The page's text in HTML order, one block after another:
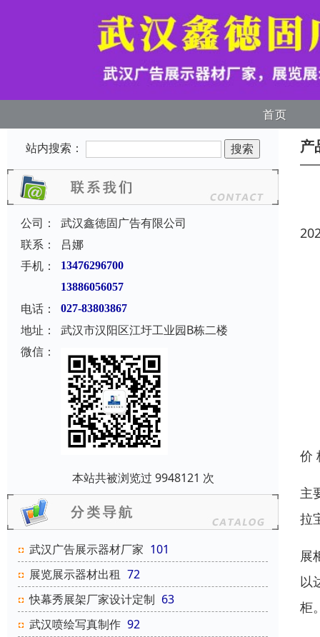
首页
站内搜索：
公司：
武汉鑫徳固广告有限公司
联系：
吕娜
手机：
13476296700
13886056057
电话： 027-83803867
地址：
武汉市汉阳区江圩工业园B栋二楼
微信：
本站共被浏览过 9948121 次
武汉广告展示器材厂家 101
展览展示器材出租 72
快幕秀展架厂家设计定制 63
武汉喷绘写真制作 92
产
价
主
拉
展
以
柜